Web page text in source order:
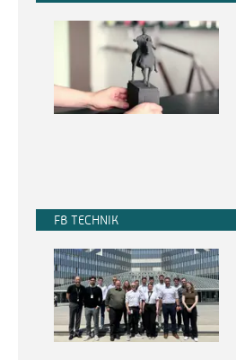
FB TECHNIK